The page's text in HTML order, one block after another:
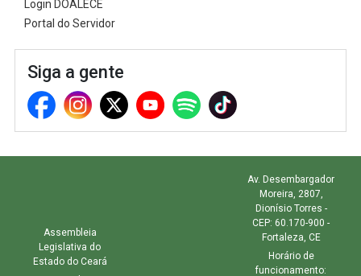
Login DOALECE
Portal do Servidor
Siga a gente
Assembleia
Legislativa do
Estado do Ceará
Av. Desembargador
Moreira, 2807,
Dionísio Torres -
CEP: 60.170-900 -
Fortaleza, CE
Horário de
funcionamento: